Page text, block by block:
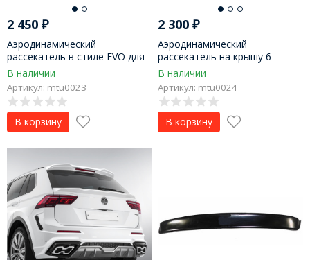
2 450 ₽
Аэродинамический
рассекатель в стиле EVO для
Mitsubishi Lancer IX
В наличии
Артикул: mtu0023
В корзину
2 300₽
Аэродинамический
рассекатель на крышу 6
зубъев для Hyundai Solaris
(2010-2016 г.в.)
В наличии
Артикул: mtu0024
В корзину